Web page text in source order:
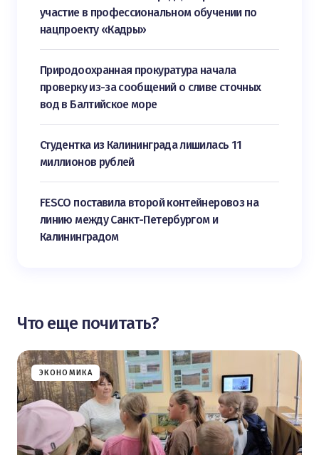
участие в профессиональном обучении по
нацпроекту «Кадры»
Природоохранная прокуратура начала
проверку из-за сообщений о сливе сточных
вод в Балтийское море
Студентка из Калининграда лишилась 11
миллионов рублей
FESCO поставила второй контейнеровоз на
линию между Санкт-Петербургом и
Калининградом
Что еще почитать?
ЭКОНОМИКА